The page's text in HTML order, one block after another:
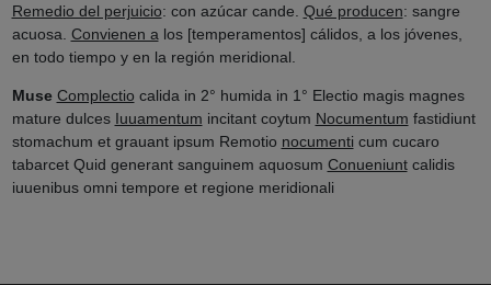
Remedio del perjuicio: con azúcar cande. Qué producen: sangre
acuosa. Convienen a los [temperamentos] cálidos, a los jóvenes,
en todo tiempo y en la región meridional.
Muse Complectio calida in 2° humida in 1° Electio magis magnes
mature dulces Iuuamentum incitant coytum Nocumentum fastidiunt
stomachum et grauant ipsum Remotio nocumenti cum cucaro
tabarcet Quid generant sanguinem aquosum Conueniuntcalidis
iuuenibus omni tempore et regione meridionali